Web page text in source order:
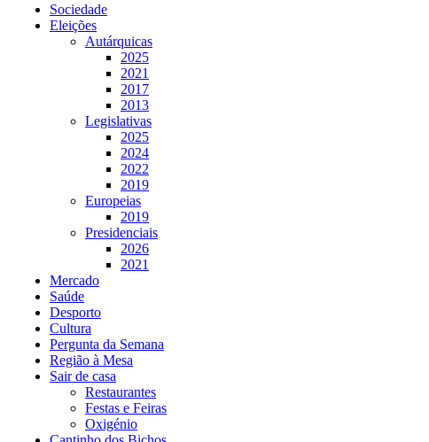
Sociedade
Eleições
Autárquicas
2025
2021
2017
2013
Legislativas
2025
2024
2022
2019
Europeias
2019
Presidenciais
2026
2021
Mercado
Saúde
Desporto
Cultura
Pergunta da Semana
Região à Mesa
Sair de casa
Restaurantes
Festas e Feiras
Oxigénio